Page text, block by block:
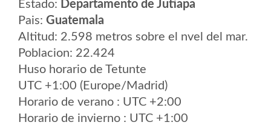
Estado: Departamento de Jutiapa
Pais: Guatemala
Altitud: 2.598 metros sobre el nvel del mar.
Poblacion: 22.424
Huso horario de Tetunte
UTC +1:00 (Europe/Madrid)
Horario de verano : UTC +2:00
Horario de invierno : UTC +1:00